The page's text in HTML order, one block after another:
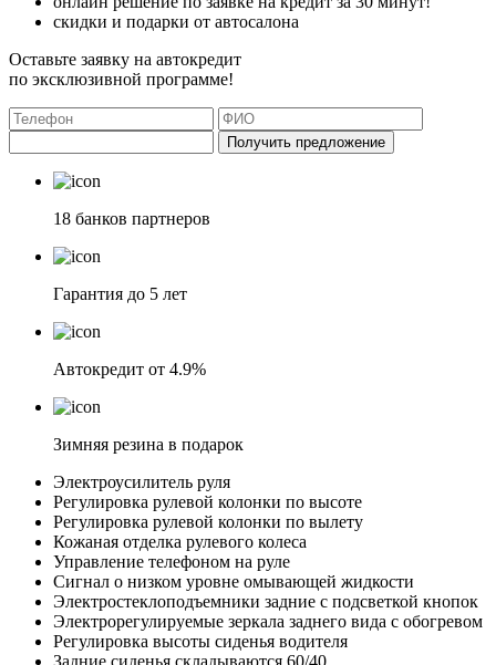
скидки и подарки от автосалона
Оставьте заявку на автокредит
по эксклюзивной программе!
Получить предложение
18 банков партнеров
Гарантия до 5 лет
Автокредит от 4.9%
Зимняя резина в подарок
Электроусилитель руля
Регулировка рулевой колонки по высоте
Регулировка рулевой колонки по вылету
Кожаная отделка рулевого колеса
Управление телефоном на руле
Сигнал о низком уровне омывающей жидкости
Электростеклоподъемники задние с подсветкой кнопок
Электрорегулируемые зеркала заднего вида с обогревом
Регулировка высоты сиденья водителя
Задние сиденья складываются 60/40